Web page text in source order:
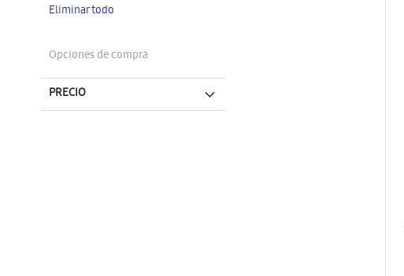
artículo
Eliminar todo
Opciones de compra
PRECIO